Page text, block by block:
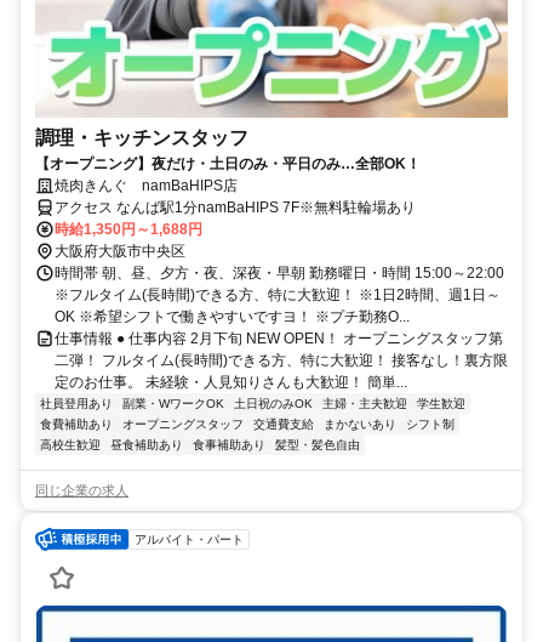
調理・キッチンスタッフ
【オープニング】夜だけ・土日のみ・平日のみ…全部OK！
焼肉きんぐ namBaHIPS店
アクセス なんば駅1分namBaHIPS 7F※無料駐輪場あり
時給1,350円～1,688円
大阪府大阪市中央区
時間帯 朝、昼、夕方・夜、深夜・早朝 勤務曜日・時間 15:00～22:00
※フルタイム(長時間)できる方、特に大歓迎！ ※1日2時間、週1日～
OK ※希望シフトで働きやすいですヨ！ ※プチ勤務O...
仕事情報 ● 仕事内容 2月下旬 NEW OPEN！ オープニングスタッフ第
二弾！ フルタイム(長時間)できる方、特に大歓迎！ 接客なし！裏方限
定のお仕事。 未経験・人見知りさんも大歓迎！ 簡単...
社員登用あり 副業・WワークOK 土日祝のみOK 主婦・主夫歓迎
学生歓迎
食費補助あり
オープニングスタッフ 交通費支給 まかないあり
シフト制
高校生歓迎
昼食補助あり 食事補助あり 髪型・髪色自由
同じ企業の求人
アルバイト・パート